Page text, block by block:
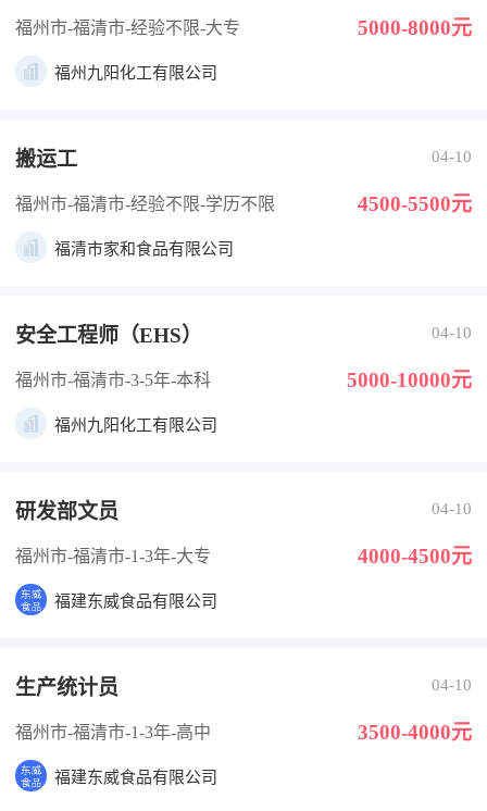
福州市-福清市-经验不限-大专 5000-8000元
福州九阳化工有限公司
搬运工 04-10
福州市-福清市-经验不限-学历不限 4500-5500元
福清市家和食品有限公司
安全工程师（EHS） 04-10
福州市-福清市-3-5年-本科 5000-10000元
福州九阳化工有限公司
研发部文员 04-10
福州市-福清市-1-3年-大专 4000-4500元
福建东威食品有限公司
生产统计员 04-10
福州市-福清市-1-3年-高中 3500-4000元
福建东威食品有限公司